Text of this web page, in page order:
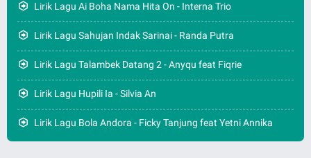
Lirik Lagu Ai Boha Nama Hita On - Interna Trio
Lirik Lagu Sahujan Indak Sarinai - Randa Putra
Lirik Lagu Talambek Datang 2 - Anyqu feat Fiqrie
Lirik Lagu Hupili Ia - Silvia An
Lirik Lagu Bola Andora - Ficky Tanjung feat Yetni Annika